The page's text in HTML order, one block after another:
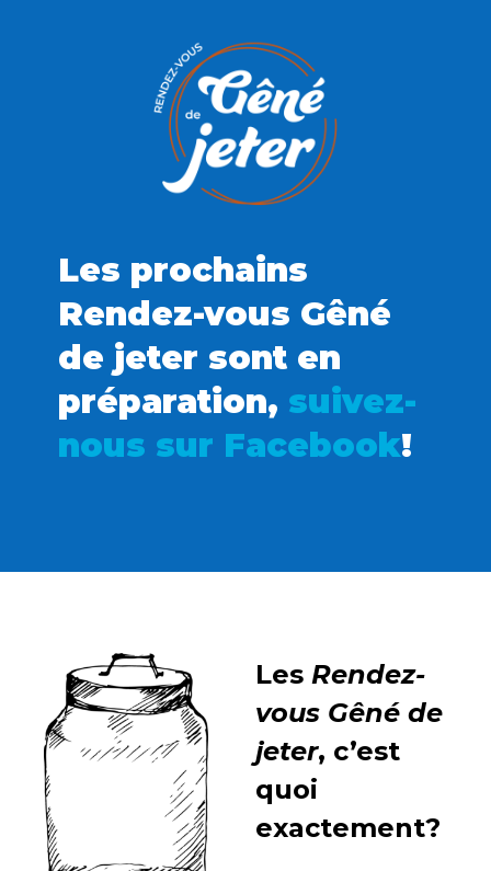
Les prochains
Rendez-vous Gêné
de jeter sont en
préparation, suivez-
nous sur Facebook!
Les Rendez-
vous Gêné de
jeter, c’est
quoi
exactement?